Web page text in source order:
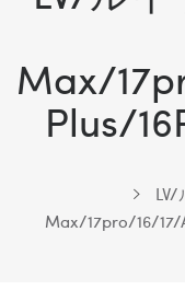
Max/
Plus/
Max/17pro/16/17/